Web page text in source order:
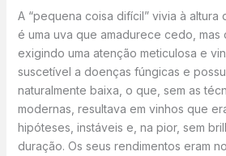
A “pequena coisa difícil” vivia à altura
é uma uva que amadurece cedo, mas
exigindo uma atenção meticulosa e
suscetível a doenças fúngicas e
naturalmente baixa, o que, sem as
modernas, resultava em vinhos que
hipóteses, instáveis e, na pior, sem
duração. Os seus rendimentos eram